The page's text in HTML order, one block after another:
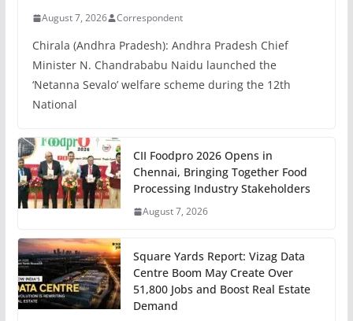
August 7, 2026 Correspondent
Chirala (Andhra Pradesh): Andhra Pradesh Chief
Minister N. Chandrababu Naidu launched the
‘Netanna Sevalo’ welfare scheme during the 12th
National
CII Foodpro 2026 Opens in
Chennai, Bringing Together Food
Processing Industry Stakeholders
August 7, 2026
Square Yards Report: Vizag Data
Centre Boom May Create Over
51,800 Jobs and Boost Real Estate
Demand